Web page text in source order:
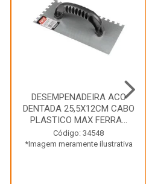
DESEMPENADEIRA ACO
DENTADA 25,5X12CM CABO
PLASTICO MAX FERRA...
Código: 34548
*Imagem meramente ilustrativa